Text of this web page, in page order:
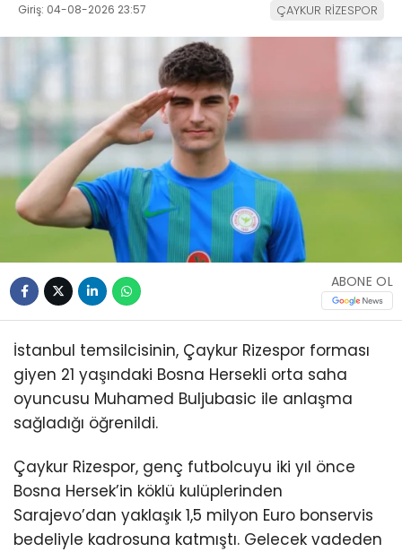
Giriş: 04-08-2026 23:57 ÇAYKUR RİZESPOR
ABONE OL
İstanbul temsilcisinin, Çaykur Rizespor forması
giyen 21 yaşındaki Bosna Hersekli orta saha
oyuncusu Muhamed Buljubasic ile anlaşma
sağladığı öğrenildi.
Çaykur Rizespor, genç futbolcuyu iki yıl önce
Bosna Hersek’in köklü kulüplerinden
Sarajevo’dan yaklaşık 1,5 milyon Euro bonservis
bedeliyle kadrosuna katmıştı. Gelecek vadeden